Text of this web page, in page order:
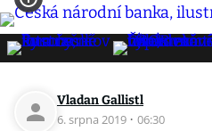
Vladan Gallistl
6. srpna 2019 · 06:30